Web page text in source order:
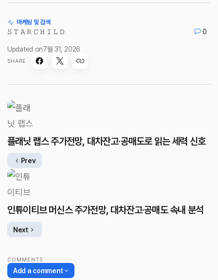
마케팅 및 검색
𝚂 𝚃 𝙰 𝚁 𝙲 𝙷 𝙸 𝙻 𝙳 0
Updated on7월 31, 2026
SHARE
플래닛 랩스 주가전망, 대차잔고·공매도로 읽는 세력 신호
Prev
인튜이티브 머신스 주가전망, 대차잔고·공매도 속내 분석
Next
COMMENTS
Add a comment